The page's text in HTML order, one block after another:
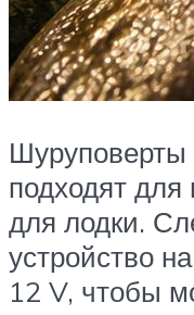
Шуруповерты
подходят для
для лодки.
устройство
12 V, чтобы